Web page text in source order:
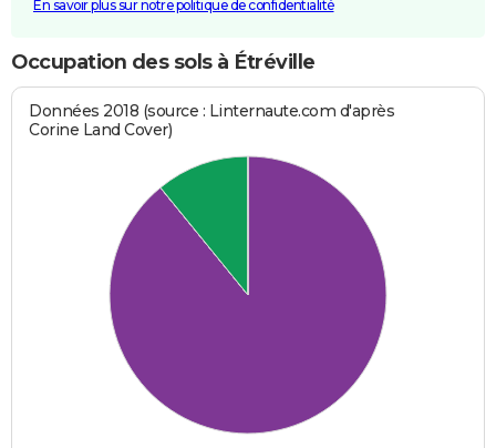
En savoir plus sur notre politique de confidentialité
Occupation des sols à Étréville
Données 2018 (source : Linternaute.com d'après
Corine Land Cover)